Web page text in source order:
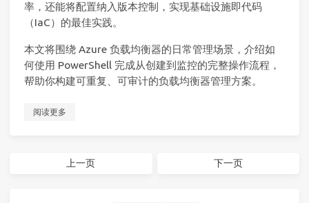
率，还能将配置纳入版本控制，实现基础设施即代码
（IaC）的最佳实践。
本文将围绕 Azure 负载均衡器的日常管理场景，介绍如
何使用 PowerShell 完成从创建到监控的完整操作流程，
帮助你构建可重复、可审计的负载均衡器管理方案。
阅读更多
上一页 下一页